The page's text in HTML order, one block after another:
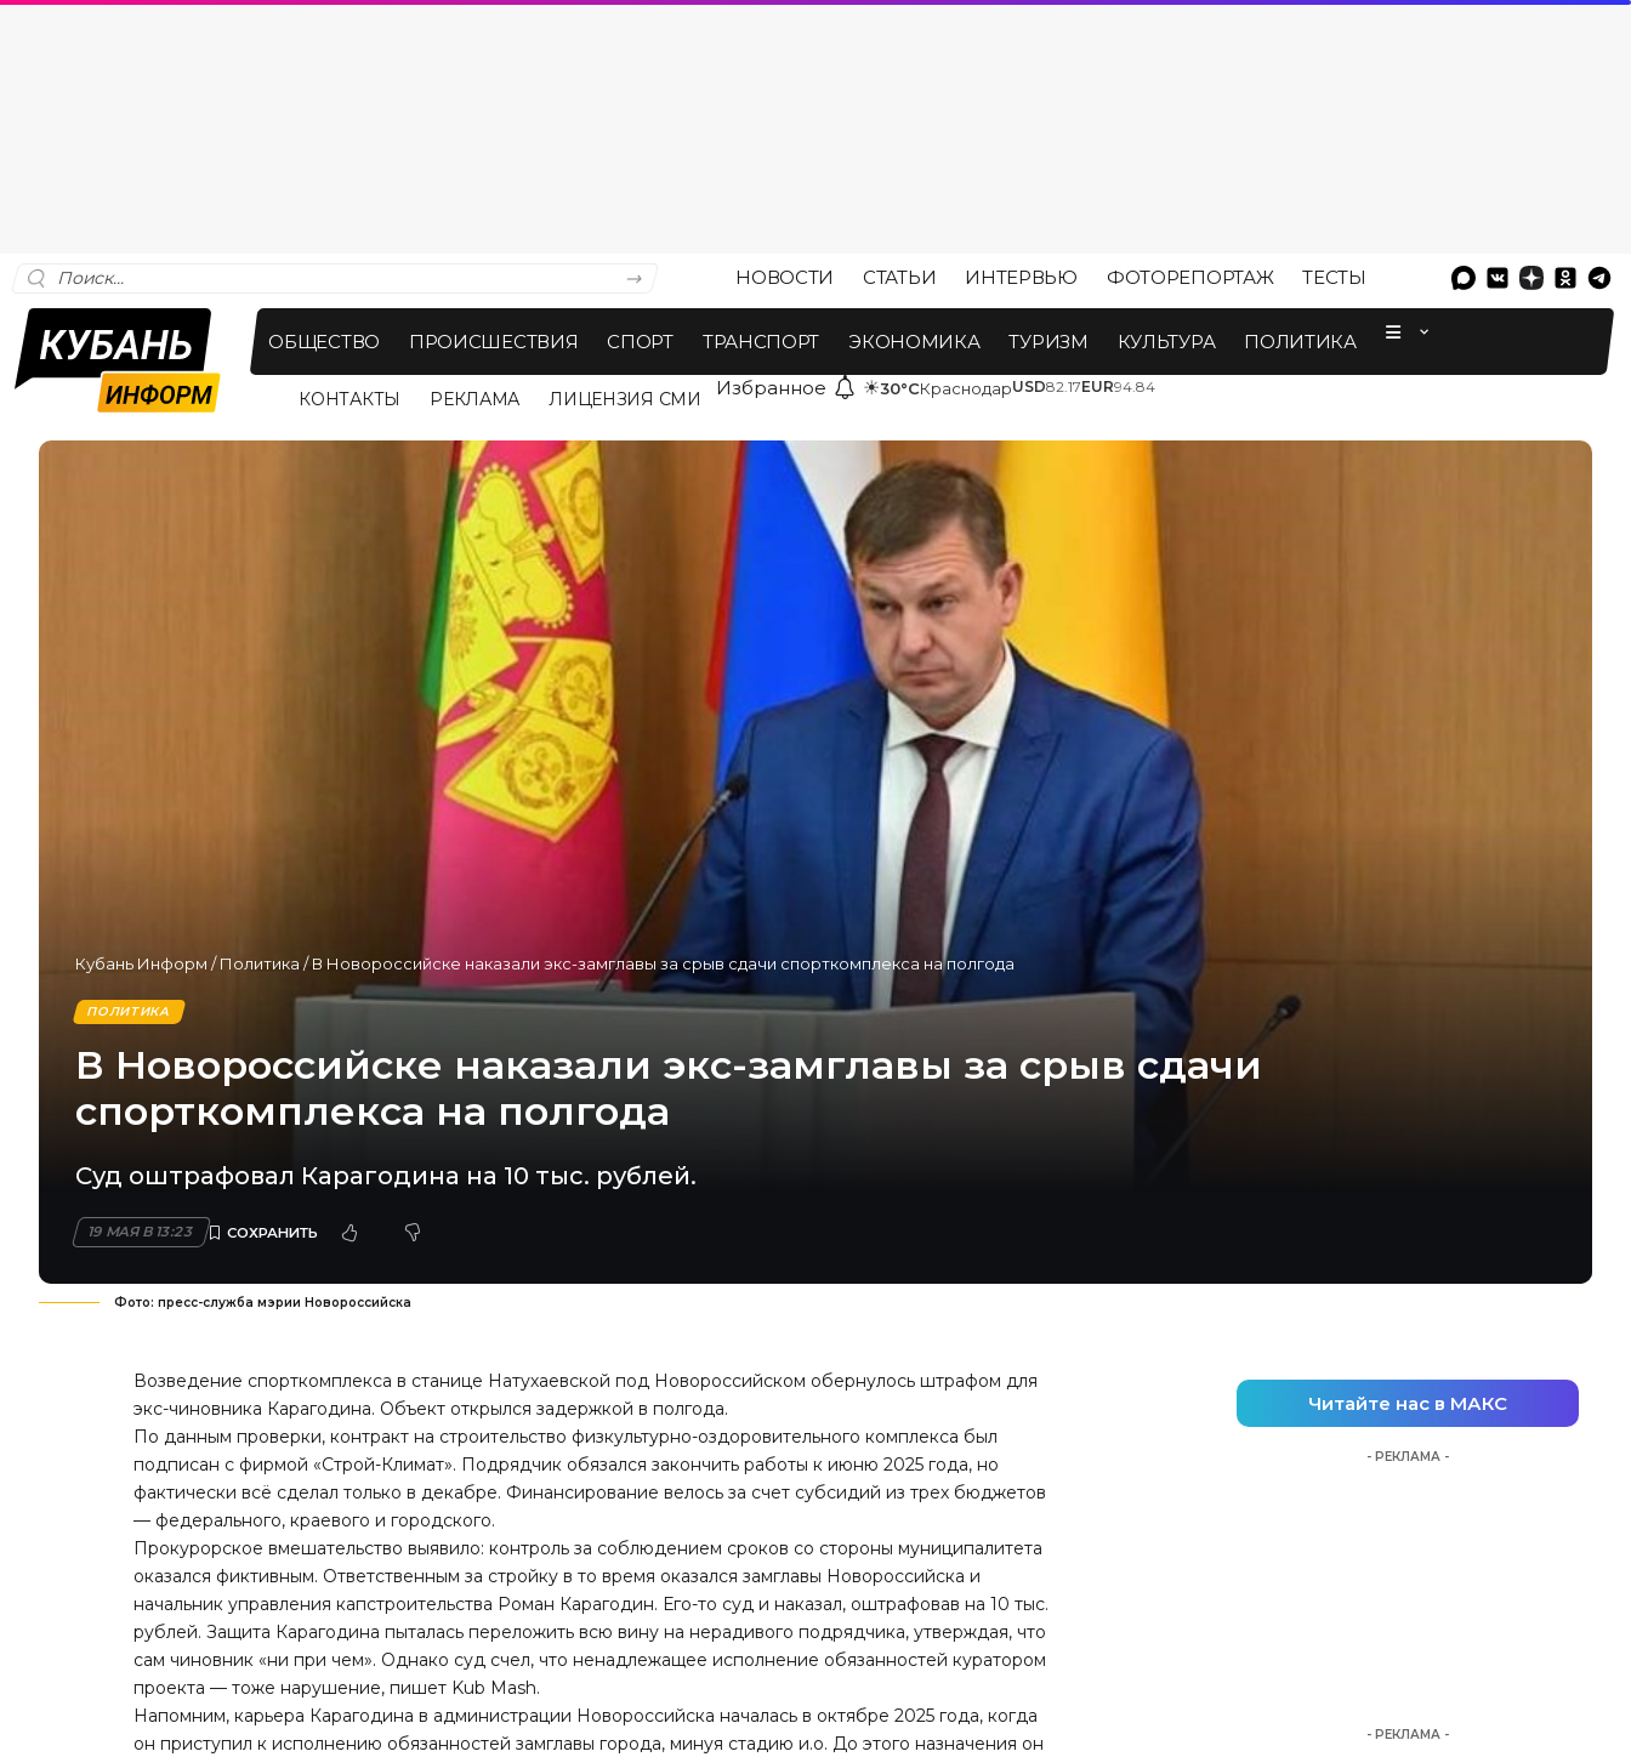
НОВОСТИ СТАТЬИ ИНТЕРВЬЮ ФОТОРЕПОРТАЖ ТЕСТЫ
ОБЩЕСТВО ПРОИСШЕСТВИЯ СПОРТ ТРАНСПОРТ ЭКОНОМИКА ТУРИЗМ КУЛЬТУРА ПОЛИТИКА
КОНТАКТЫ РЕКЛАМА ЛИЦЕНЗИЯ СМИ Избранное ☀30°CКраснодарUSD82.17EUR94.84
Кубань Информ /Политика /В Новороссийске наказали экс-замглавы за срыв сдачи спорткомплекса на полгода
ПОЛИТИКА
В Новороссийске наказали экс-замглавы за срыв сдачи
спорткомплекса на полгода
Суд оштрафовал Карагодина на 10 тыс. рублей.
19 МАЯ В 13:23
Фото: пресс-служба мэрии Новороссийска
Возведение спорткомплекса в станице Натухаевской под Новороссийском обернулось штрафом для
экс-чиновника Карагодина. Объект открылся задержкой в полгода.
По данным проверки, контракт на строительство физкультурно-оздоровительного комплекса был
подписан с фирмой «Строй-Климат». Подрядчик обязался закончить работы к июню 2025 года, но
фактически всё сделал только в декабре. Финансирование велось за счет субсидий из трех бюджетов
— федерального, краевого и городского.
Прокурорское вмешательство выявило: контроль за соблюдением сроков со стороны муниципалитета
оказался фиктивным. Ответственным за стройку в то время оказался замглавы Новороссийска и
начальник управления капстроительства Роман Карагодин. Его-то суд и наказал, оштрафовав на 10 тыс.
рублей. Защита Карагодина пыталась переложить всю вину на нерадивого подрядчика, утверждая, что
сам чиновник «ни при чем». Однако суд счел, что ненадлежащее исполнение обязанностей куратором
проекта — тоже нарушение, пишет Kub Mash.
Напомним, карьера Карагодина в администрации Новороссийска началась в октябре 2025 года, когда
он приступил к исполнению обязанностей замглавы города, минуя стадию и.о. До этого назначения он
Читайте нас в МАКС
- РЕКЛАМА -
- РЕКЛАМА -